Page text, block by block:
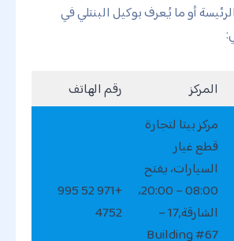
أو ما يُعرف بوكيل البنتلي في
المركز رقم الهاتف
مركز بيتا لتجارة
قطع غيار
السيارات، يفتح
08:00 – 20:00،
الشارقة,17 –
Building #67
+971 52 995
4752